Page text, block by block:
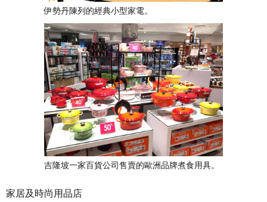
伊勢丹陳列的經典小型家電。
吉隆坡一家百貨公司售賣的歐洲品牌煮食用具。
家居及時尚用品店